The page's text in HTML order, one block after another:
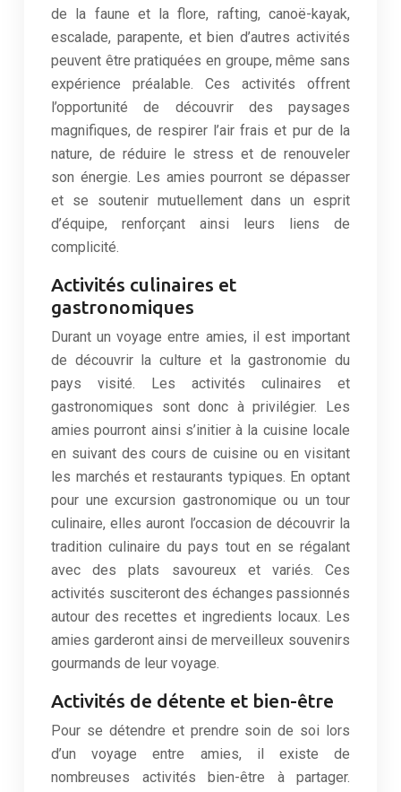
de la faune et la flore, rafting, canoë-kayak,
escalade, parapente, et bien d’autres activités
peuvent être pratiquées en groupe, même sans
expérience préalable. Ces activités offrent
l’opportunité de découvrir des paysages
magnifiques, de respirer l’air frais et pur de la
nature, de réduire le stress et de renouveler
son énergie. Les amies pourront se dépasser
et se soutenir mutuellement dans un esprit
d’équipe, renforçant ainsi leurs liens de
complicité.
Activités culinaires et
gastronomiques
Durant un voyage entre amies, il est important
de découvrir la culture et la gastronomie du
pays visité. Les activités culinaires et
gastronomiques sont donc à privilégier. Les
amies pourront ainsi s’initier à la cuisine locale
en suivant des cours de cuisine ou en visitant
les marchés et restaurants typiques. En optant
pour une excursion gastronomique ou un tour
culinaire, elles auront l’occasion de découvrir la
tradition culinaire du pays tout en se régalant
avec des plats savoureux et variés. Ces
activités susciteront des échanges passionnés
autour des recettes et ingredients locaux. Les
amies garderont ainsi de merveilleux souvenirs
gourmands de leur voyage.
Activités de détente et bien-être
Pour se détendre et prendre soin de soi lors
d’un voyage entre amies, il existe de
nombreuses activités bien-être à partager.